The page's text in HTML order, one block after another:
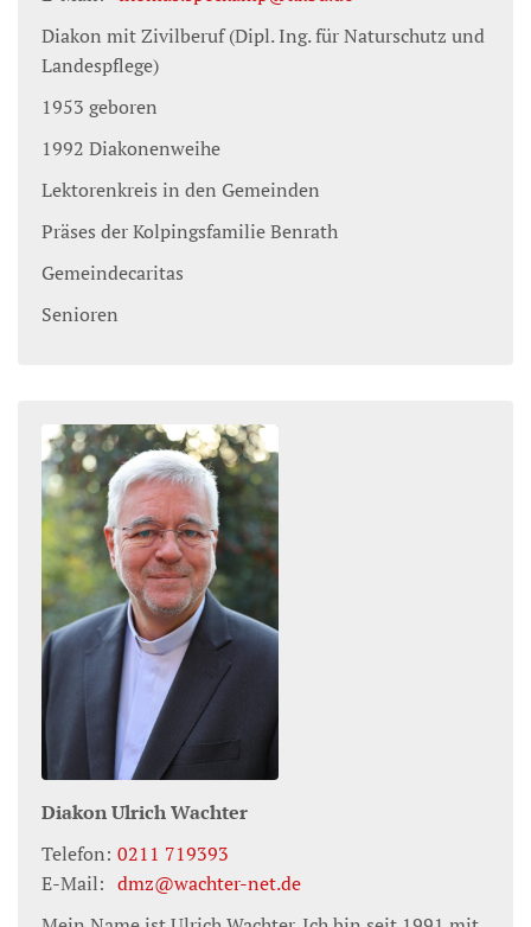
Diakon mit Zivilberuf (Dipl. Ing. für Naturschutz und
Landespflege)
1953 geboren
1992 Diakonenweihe
Lektorenkreis in den Gemeinden
Präses der Kolpingsfamilie Benrath
Gemeindecaritas
Senioren
DiakonUlrichWachter
Telefon: 0211 719393
E-Mail: dmz@wachter-net.de